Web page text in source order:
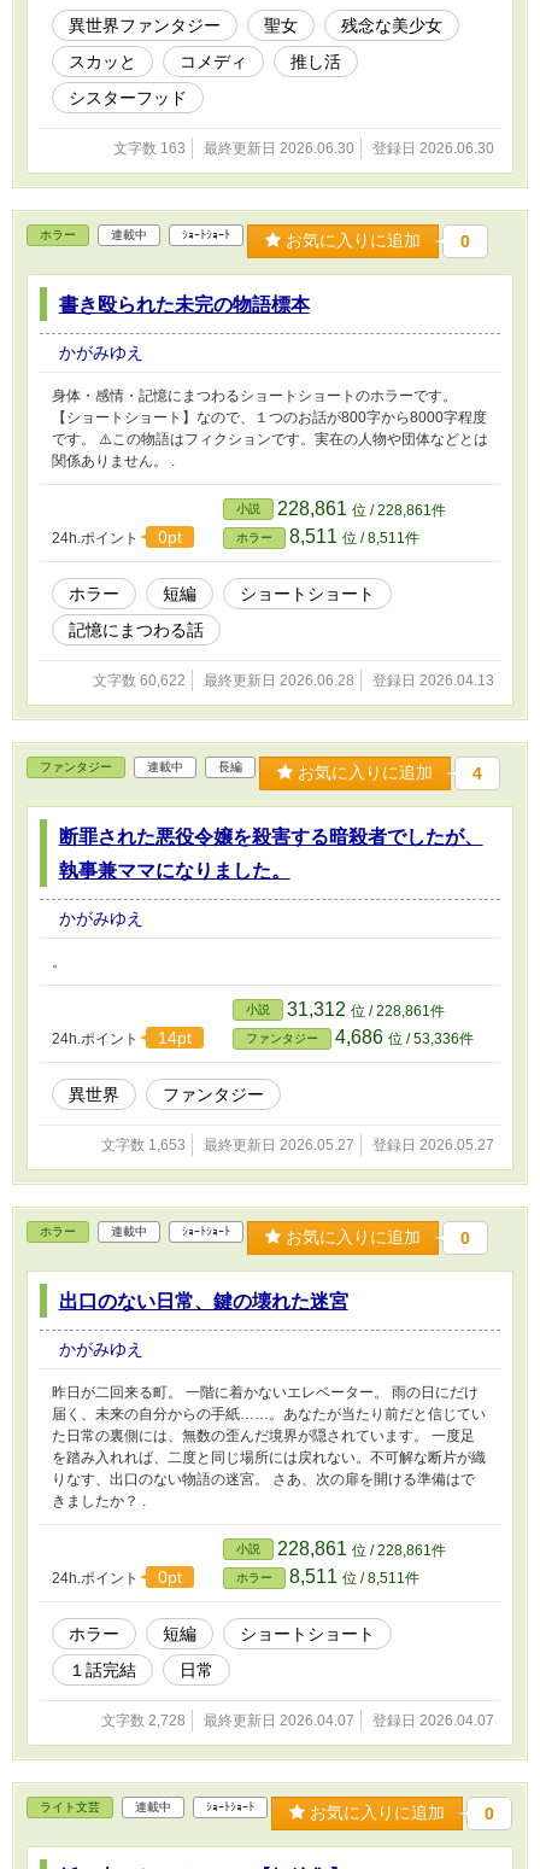
異世界ファンタジー 聖女
残念な美少女
スカッと
コメディ
推し活
シスターフッド
文字数 163 最終更新日 2026.06.30 登録日 2026.06.30
ホラー 連載中 ｼｮｰﾄｼｮｰﾄ お気に入りに追加 0
書き殴られた未完の物語標本
かがみゆえ
身体・感情・記憶にまつわるショートショートのホラーです。
【ショートショート】なので、１つのお話が800字から8000字程度
です。 ⚠️この物語はフィクションです。実在の人物や団体などとは
関係ありません。 .
24h.ポイント 0pt
小説 228,861 位 / 228,861件
ホラー 8,511 位 / 8,511件
ホラー 短編
ショートショート
記憶にまつわる話
文字数 60,622 最終更新日 2026.06.28 登録日 2026.04.13
ファンタジー 連載中 長編 お気に入りに追加 4
断罪された悪役令嬢を殺害する暗殺者でしたが、
執事兼ママになりました。
かがみゆえ
。
24h.ポイント 14pt
小説 31,312 位 / 228,861件
ファンタジー 4,686 位 / 53,336件
異世界 ファンタジー
文字数 1,653 最終更新日 2026.05.27 登録日 2026.05.27
ホラー 連載中 ｼｮｰﾄｼｮｰﾄ お気に入りに追加 0
出口のない日常、鍵の壊れた迷宮
かがみゆえ
昨日が二回来る町。 一階に着かないエレベーター。 雨の日にだけ
届く、未来の自分からの手紙……。 ​あなたが当たり前だと信じてい
た日常の裏側には、無数の歪んだ境界が隠されています。 一度足
を踏み入れれば、二度と同じ場所には戻れない。 ​不可解な断片が織
りなす、出口のない物語の迷宮。 さあ、次の扉を開ける準備はで
きましたか？ .
24h.ポイント 0pt
小説 228,861 位 / 228,861件
ホラー 8,511 位 / 8,511件
ホラー 短編
ショートショート
１話完結
日常
文字数 2,728 最終更新日 2026.04.07 登録日 2026.04.07
ライト文芸 連載中 ｼｮｰﾄｼｮｰﾄ お気に入りに追加 0